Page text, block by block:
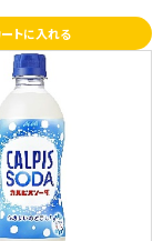
トに入れる